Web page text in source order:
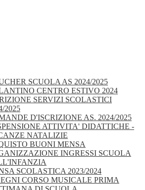
SCUOLA AS 2024/2025
CENTRO ESTIVO 2024
SERVIZI SCOLASTICI
2025
D'ISCRIZIONE AS. 2024/2025
ATTIVITA' DIDATTICHE -
NATALIZIE
BUONI MENSA
INGRESSI SCUOLA
SCOLASTICA 2023/2024
CORSO MUSICALE PRIMA